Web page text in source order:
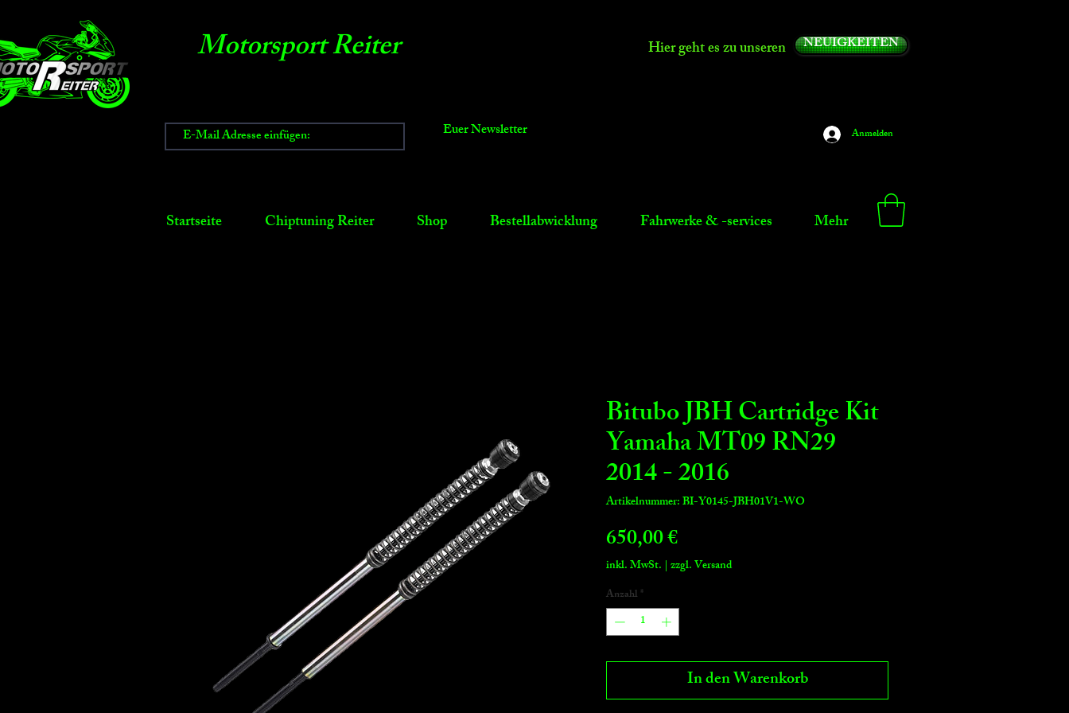
Motorsport Reiter
Euer Newsletter
Hier geht es zu unseren NEUIGKEITEN
Anmelden
Startseite Chiptuning Reiter Shop Bestellabwicklung Fahrwerke & -services Mehr
Bitubo JBH Cartridge Kit
Yamaha MT09 RN29
2014 - 2016
Artikelnummer: BI-Y0145-JBH01V1-WO
650,00 €Preis
inkl. MwSt. | zzgl. Versand
Anzahl*
In den Warenkorb